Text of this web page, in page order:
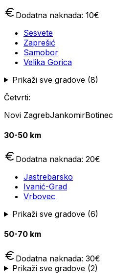
Dodatna naknada: 10€
Sesvete
Zaprešić
Samobor
Velika Gorica
Prikaži sve gradove (8)
Četvrti:
Novi ZagrebJankomirBotinec
30-50 km
Dodatna naknada: 20€
Jastrebarsko
Ivanić-Grad
Vrbovec
Prikaži sve gradove (6)
50-70 km
Dodatna naknada: 30€
Prikaži sve gradove (2)